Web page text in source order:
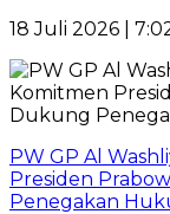
18 Juli 2026 |
PW GP Al
Presiden
Penegakan